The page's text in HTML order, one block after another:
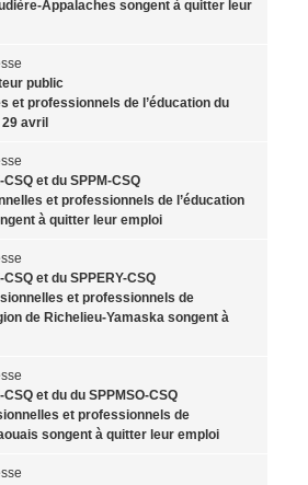
Appalaches songent à quitter leur
public
et professionnels de l’éducation du
29 avril
et du SPPM-CSQ
et professionnels de l’éducation
à quitter leur emploi
et du SPPERY-CSQ
et professionnels de
de Richelieu-Yamaska songent à
et du du SPPMSO-CSQ
et professionnels de
songent à quitter leur emploi